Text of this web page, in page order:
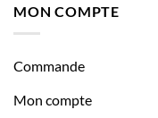
MON COMPTE
Commande
Mon compte